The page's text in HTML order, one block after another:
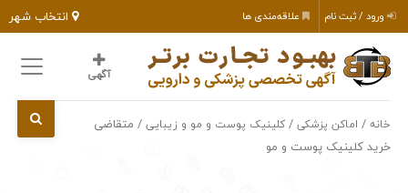
انتخاب شهر ورود / ثبت نام علاقه‌مندی ها
آگهی
خانه / اماکن پزشکی /کلینیک پوست و مو و زیبایی / متقاضی
خرید کلینیک پوست و مو